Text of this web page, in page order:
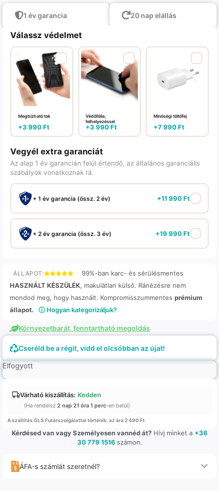
1 év garancia 20 nap elállás
Válassz védelmet
Megbízható tok
+3 990Ft
Védőfólia,
felhelyezéssel
+3 990Ft
Minőségi töltőfej
+7 990Ft
Vegyél extra garanciát
Az alap 1 év garancián felül értendő, az általános garanciális
szabályok vonatkoznak rá.
+ 1 év garancia (össz. 2 év) +11 990Ft
+ 2 év garancia (össz. 3 év) +19 990Ft
ÁLLAPOT:
99%-ban karc- és sérülésmentes
HASZNÁLT KÉSZÜLÉK, makulátlan külső. Ránézésre nem
mondod meg, hogy használt. Kompromisszummentes prémium
állapot.
ⓘ Hogyan kategorizáljuk?
Környezetbarát, fenntartható megoldás
Cseréld be a régit, vidd el olcsóbban az újat!
Elfogyott
Várható kiszállítás: Kedden
(Ha rendelsz 2 nap 21 óra 1 perc-en belül)
A szállítás GLS Futárszolgálattal történik, az ára 2 490 Ft
Kérdésed van vagy Személyesen vannéd át?Hívj minket a +36
30 779 1516 számon.
ÁFA-s számlát szeretnél?